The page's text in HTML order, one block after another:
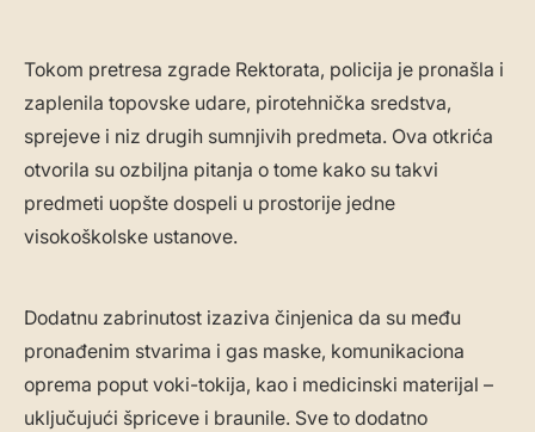
Tokom pretresa zgrade Rektorata, policija je pronašla i
zaplenila topovske udare, pirotehnička sredstva,
sprejeve i niz drugih sumnjivih predmeta. Ova otkrića
otvorila su ozbiljna pitanja o tome kako su takvi
predmeti uopšte dospeli u prostorije jedne
visokoškolske ustanove.
Dodatnu zabrinutost izaziva činjenica da su među
pronađenim stvarima i gas maske, komunikaciona
oprema poput voki-tokija, kao i medicinski materijal –
uključujući špriceve i braunile. Sve to dodatno